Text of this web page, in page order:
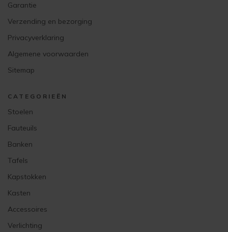
Garantie
Verzending en bezorging
Privacyverklaring
Algemene voorwaarden
Sitemap
CATEGORIEËN
Stoelen
Fauteuils
Banken
Tafels
Kapstokken
Kasten
Accessoires
Verlichting